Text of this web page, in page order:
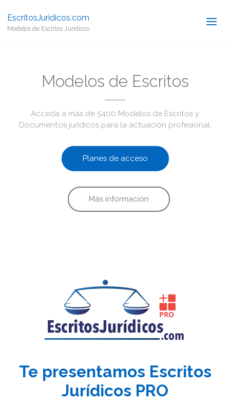
EscritosJuridicos.com
Modelos de Escritos Jurídicos
Modelos de Escritos
Acceda a más de 5400 Modelos de Escritos y
Documentos jurídicos para la actuación profesional.
Planes de acceso
Más información
Te presentamos Escritos
Jurídicos PRO